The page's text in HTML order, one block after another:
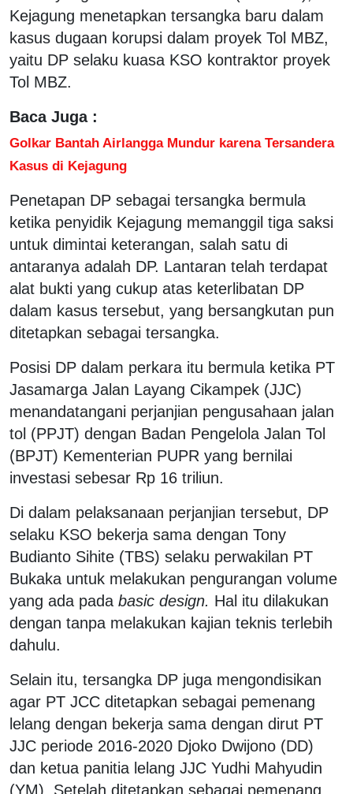
Kejagung menetapkan tersangka baru dalam
kasus dugaan korupsi dalam proyek Tol MBZ,
yaitu DP selaku kuasa KSO kontraktor proyek
Tol MBZ.
Baca Juga :
Golkar Bantah Airlangga Mundur karena Tersandera
Kasus di Kejagung
Penetapan DP sebagai tersangka bermula
ketika penyidik Kejagung memanggil tiga saksi
untuk dimintai keterangan, salah satu di
antaranya adalah DP. Lantaran telah terdapat
alat bukti yang cukup atas keterlibatan DP
dalam kasus tersebut, yang bersangkutan pun
ditetapkan sebagai tersangka.
Posisi DP dalam perkara itu bermula ketika PT
Jasamarga Jalan Layang Cikampek (JJC)
menandatangani perjanjian pengusahaan jalan
tol (PPJT) dengan Badan Pengelola Jalan Tol
(BPJT) Kementerian PUPR yang bernilai
investasi sebesar Rp 16 triliun.
Di dalam pelaksanaan perjanjian tersebut, DP
selaku KSO bekerja sama dengan Tony
Budianto Sihite (TBS) selaku perwakilan PT
Bukaka untuk melakukan pengurangan volume
yang ada pada basic design. Hal itu dilakukan
dengan tanpa melakukan kajian teknis terlebih
dahulu.
Selain itu, tersangka DP juga mengondisikan
agar PT JCC ditetapkan sebagai pemenang
lelang dengan bekerja sama dengan dirut PT
JJC periode 2016-2020 Djoko Dwijono (DD)
dan ketua panitia lelang JJC Yudhi Mahyudin
(YM). Setelah ditetapkan sebagai pemenang,